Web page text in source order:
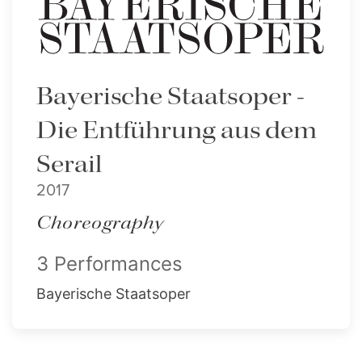
Bayerische Staatsoper -
Die Entführung aus dem
Serail
2017
Choreography
3 Performances
Bayerische Staatsoper